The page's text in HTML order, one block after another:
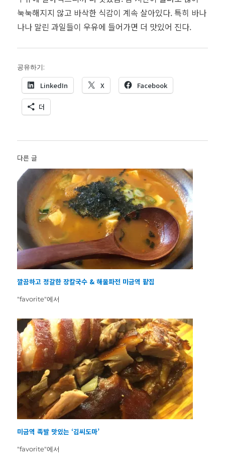
눅눅해지지 않고 바삭한 식감이 계속 살아있다. 특히 바나
나나 말린 과일들이 우유에 들어가면 더 맛있어 진다.
공유하기:
LinkedIn X Facebook
더
다른 글
깔끔하고 정갈한 장칼국수 & 해물파전 미금역 팥집
"favorite"에서
미금역 족발 맛있는 ‘김씨도마’
"favorite"에서